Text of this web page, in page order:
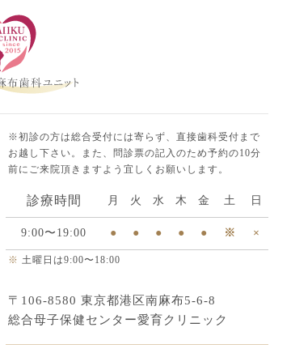
※初診の方は総合受付には寄らず、直接歯科受付まで
お越し下さい。また、問診票の記入のため予約の10分
前にご来院頂きますよう宜しくお願いします。
診療時間 月 火 水 木 金 土 日
9:00〜19:00 ● ● ● ● ● ※ ×
※ 土曜日は9:00〜18:00
〒106-8580 東京都港区南麻布5-6-8
総合母子保健センター愛育クリニック